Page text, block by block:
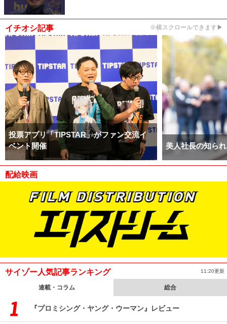
イチオシ記事 ※横スクロールできます▶
投票アプリ「TIPSTAR」がファン交流イ
ベント開催
美人社長の知ら
配給映画
サイゾー人気記事ランキング 11:20更新
連載・コラム 総合
『プロミシング・ヤング・ウーマン』レビュー